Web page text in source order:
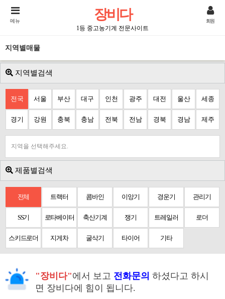
장비다
1등 중고농기계 전문사이트
메뉴 회원
지역별매물
지역별검색
전국 서울 부산 대구 인천 광주 대전 울산 세종
경기 강원 충북 충남 전북 전남 경북 경남 제주
지역을 선택해주세요.
제품별검색
전체 트랙터 콤바인 이앙기 경운기 관리기
SS기 로타베이터 축산기계 쟁기 트레일러 로더
스키드로더 지게차 굴삭기 타이어 기타
"장비다"에서 보고 전화문의 하셨다고 하시
면 장비다에 힘이 됩니다.